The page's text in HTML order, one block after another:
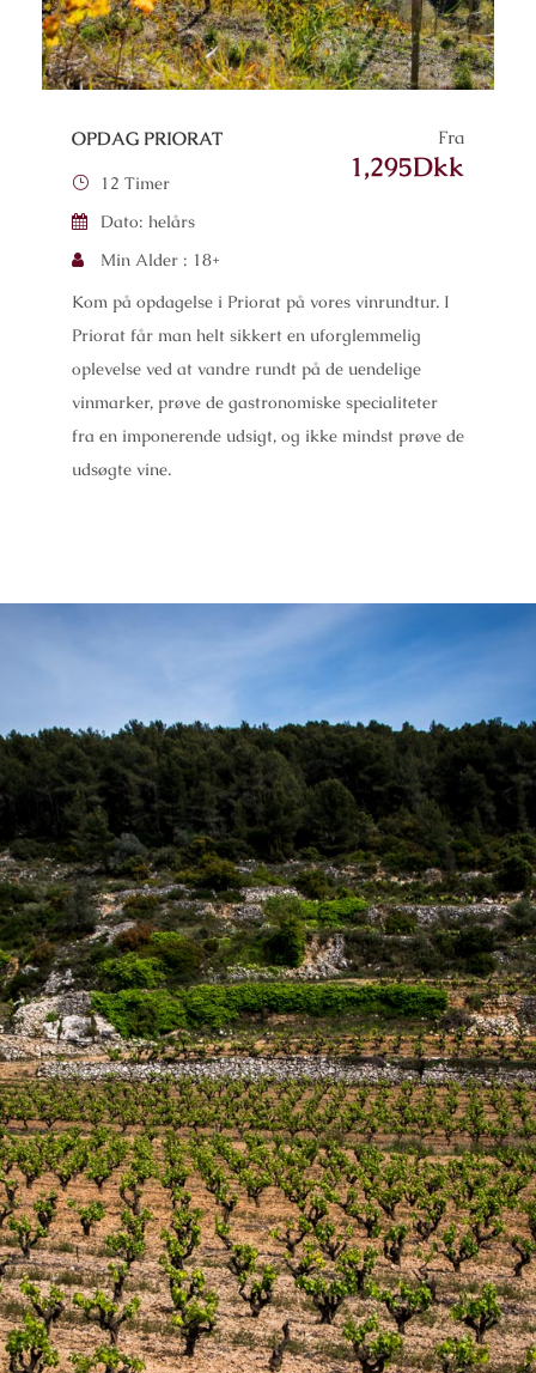
OPDAG PRIORAT Fra
1,295Dkk
12 Timer
Dato: helårs
Min Alder : 18+
Kom på opdagelse i Priorat på vores vinrundtur. I
Priorat får man helt sikkert en uforglemmelig
oplevelse ved at vandre rundt på de uendelige
vinmarker, prøve de gastronomiske specialiteter
fra en imponerende udsigt, og ikke mindst prøve de
udsøgte vine.